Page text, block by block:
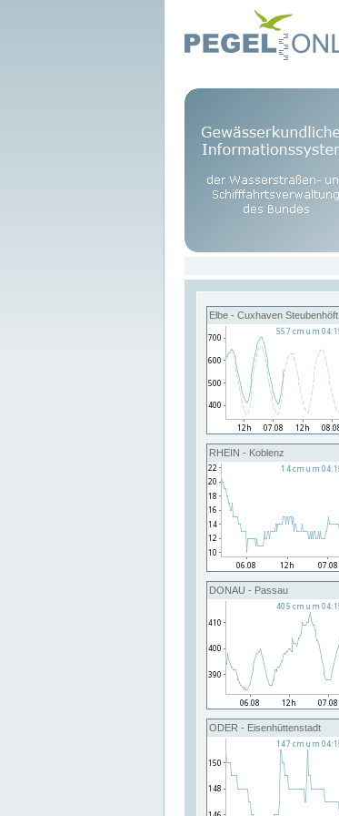
Elbe - Cuxhaven Steubenhöft
RHEIN - Koblenz
DONAU - Passau
ODER - Eisenhüttenstadt